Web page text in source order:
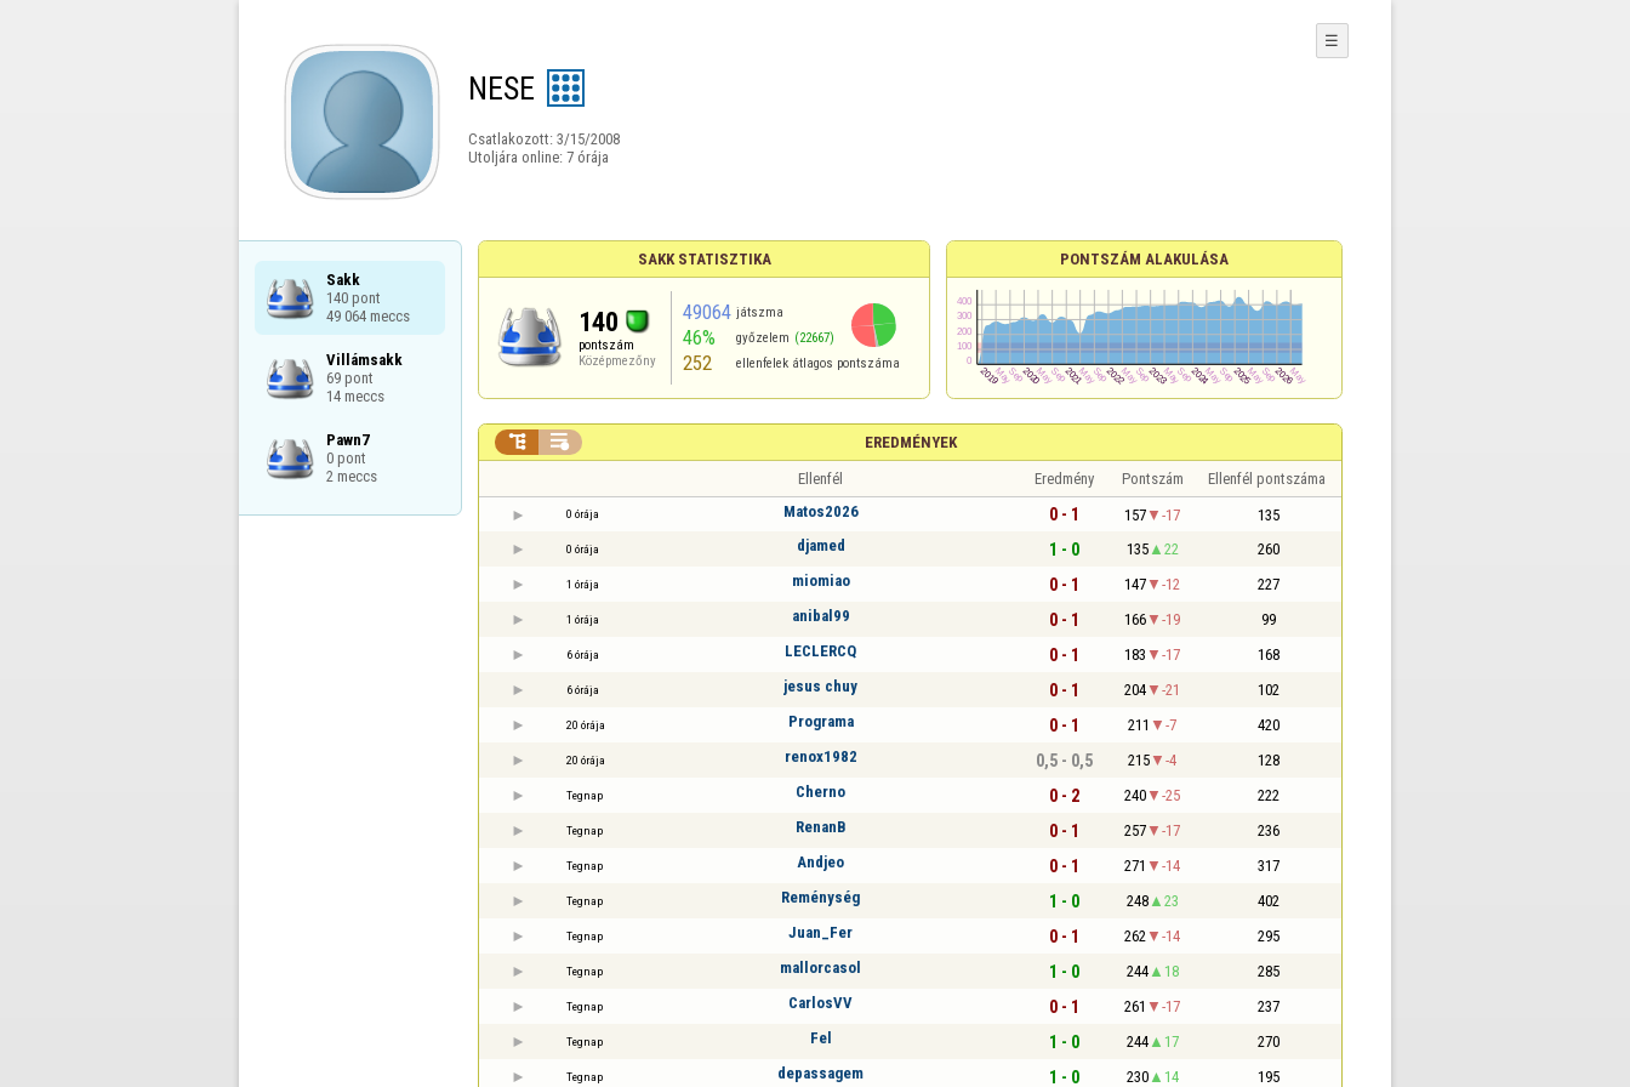
NESE
Csatlakozott: 3/15/2008
Utoljára online: 7 órája
☰
Sakk
140 pont
49 064 meccs
Villámsakk
69 pont
14 meccs
Pawn7
0 pont
2 meccs
SAKK STATISZTIKA
140
pontszám
Középmezőny
49064 játszma
46% győzelem (22667)
252 ellenfelek átlagos pontszáma
PONTSZÁM ALAKULÁSA
EREDMÉNYEK
 
Ellenfél Eredmény Pontszám Ellenfél pontszáma
0 órája Matos2026 0 - 1 157 -17 135
0 órája djamed 1 - 0 135 22 260
1 órája miomiao 0 - 1 147 -12 227
1 órája anibal99 0 - 1 166 -19 99
6 órája LECLERCQ 0 - 1 183 -17 168
6 órája jesus chuy 0 - 1 204 -21 102
20 órája Programa 0 - 1 211 -7 420
20 órája renox1982 0,5 - 0,5 215 -4 128
Tegnap Cherno 0 - 2 240 -25 222
Tegnap RenanB 0 - 1 257 -17 236
Tegnap Andjeo 0 - 1 271 -14 317
Tegnap Reménység 1 - 0 248 23 402
Tegnap Juan_Fer 0 - 1 262 -14 295
Tegnap mallorcasol 1 - 0 244 18 285
Tegnap CarlosVV 0 - 1 261 -17 237
Tegnap Fel 1 - 0 244 17 270
Tegnap depassagem 1 - 0 230 14 195